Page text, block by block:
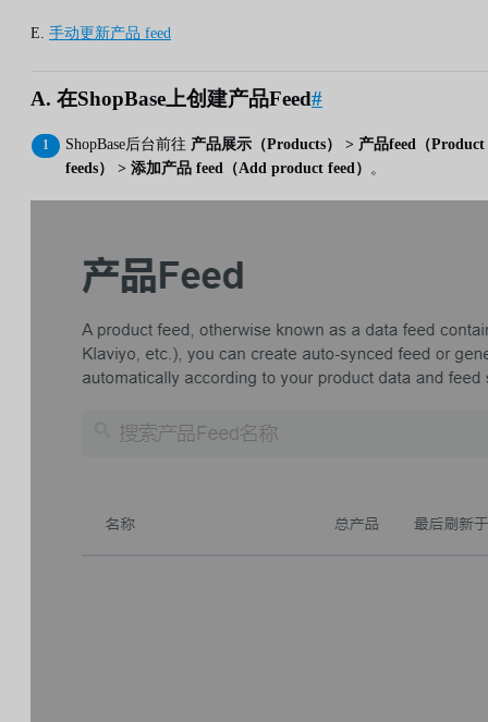
E. 手动更新产品 feed
A. 在ShopBase上创建产品Feed#
ShopBase后台前往 产品展示（Products） > 产品feed（Product
feeds） > 添加产品 feed（Add product feed） 。